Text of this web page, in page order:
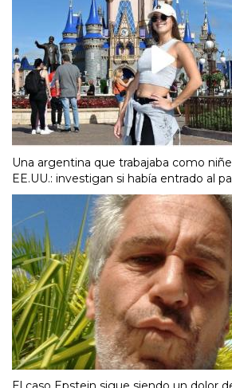
Una argentina que trabajaba como
EE.UU.: investigan si había entrado al